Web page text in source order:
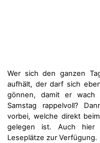
Wer sich den ganzen
aufhält, der darf sich
gönnen, damit er
Samstag rappelvoll?
vorbei, welche direkt
gelegen ist. Auch
Leseplätze zur Verfügung.